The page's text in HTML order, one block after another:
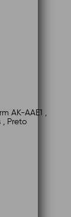
AK-AAE1 ,
, Preto